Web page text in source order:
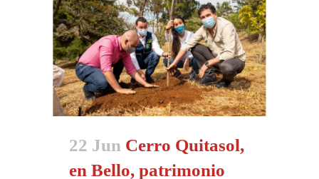
22 Jun Cerro Quitasol,
en Bello, patrimonio